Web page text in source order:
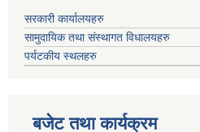
सरकारी कार्यालयहरु
सामुदायिक तथा संस्थागत विधालयहरु
पर्यटकीय स्थलहरु
बजेट तथा कार्यक्रम